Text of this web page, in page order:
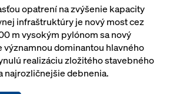
opatrení na zvýšenie kapacity
infraštruktúry je nový most cez
m vysokým pylónom sa nový
významnou dominantou hlavného
realizáciu zložitého stavebného
najrozličnejšie debnenia.